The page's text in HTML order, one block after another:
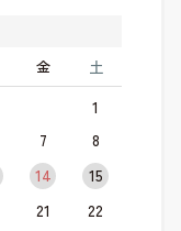
金 土
1
7
8
14
15
21
22